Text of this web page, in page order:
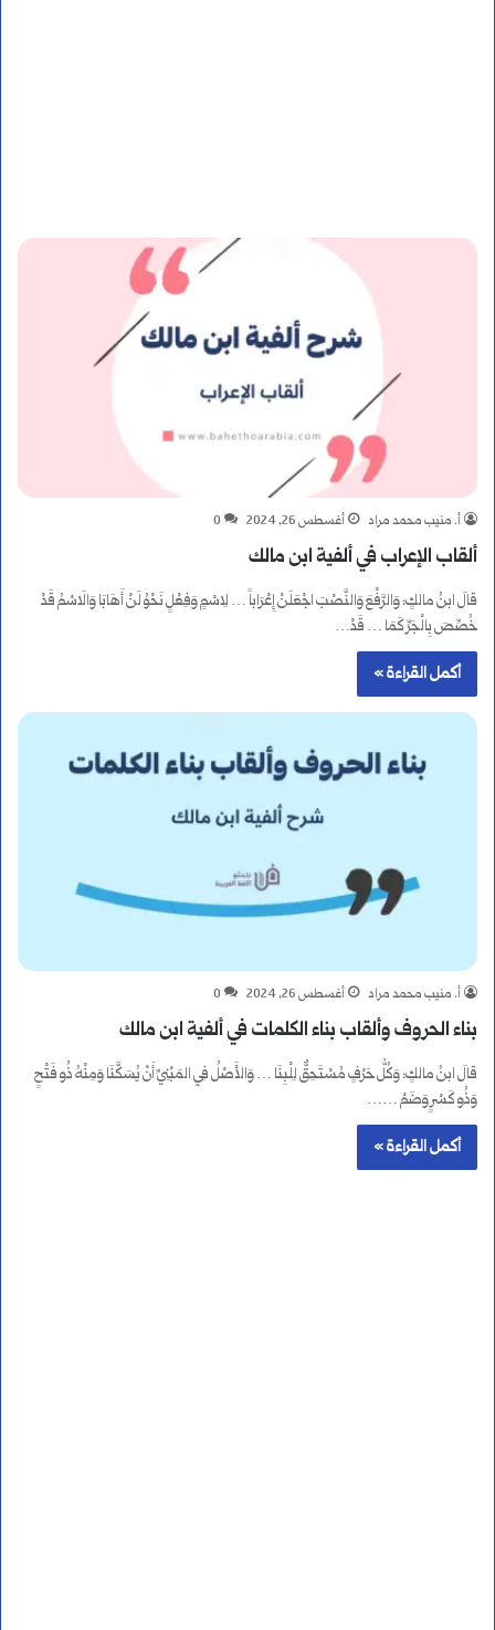
أ. منيب محمد مراد أغسطس 26, 2024 0
ألقاب الإعراب في ألفية ابن مالك
قالَ ابنُ مالكٍ: وَالرَّفْعَ وَالنَّصْبَ اجْعَلَنْ إِعْرَاباً … لِاسْمٍ وَفِعْلٍ نَحْوُ لَنْ أَهَابَا وَالَاسْمُ قَدْ
خُصِّصَ بِالْجَرِّ كَمَا … قَدْ…
أكمل القراءة »
أ. منيب محمد مراد أغسطس 26, 2024 0
بناء الحروف وألقاب بناء الكلمات في ألفية ابن مالك
قالَ ابنُ مالكٍ: وَكُلُّ حَرْفٍ مُسْتَحِقٌّ لِلْبِنَا … وَالأَصْلُ فِي المَبْنِيِّ أَنْ يُسَكَّنَا وَمِنْهُ ذُو فَتْحٍ
وَذُو كَسْرٍ وَضَمْ ……
أكمل القراءة »